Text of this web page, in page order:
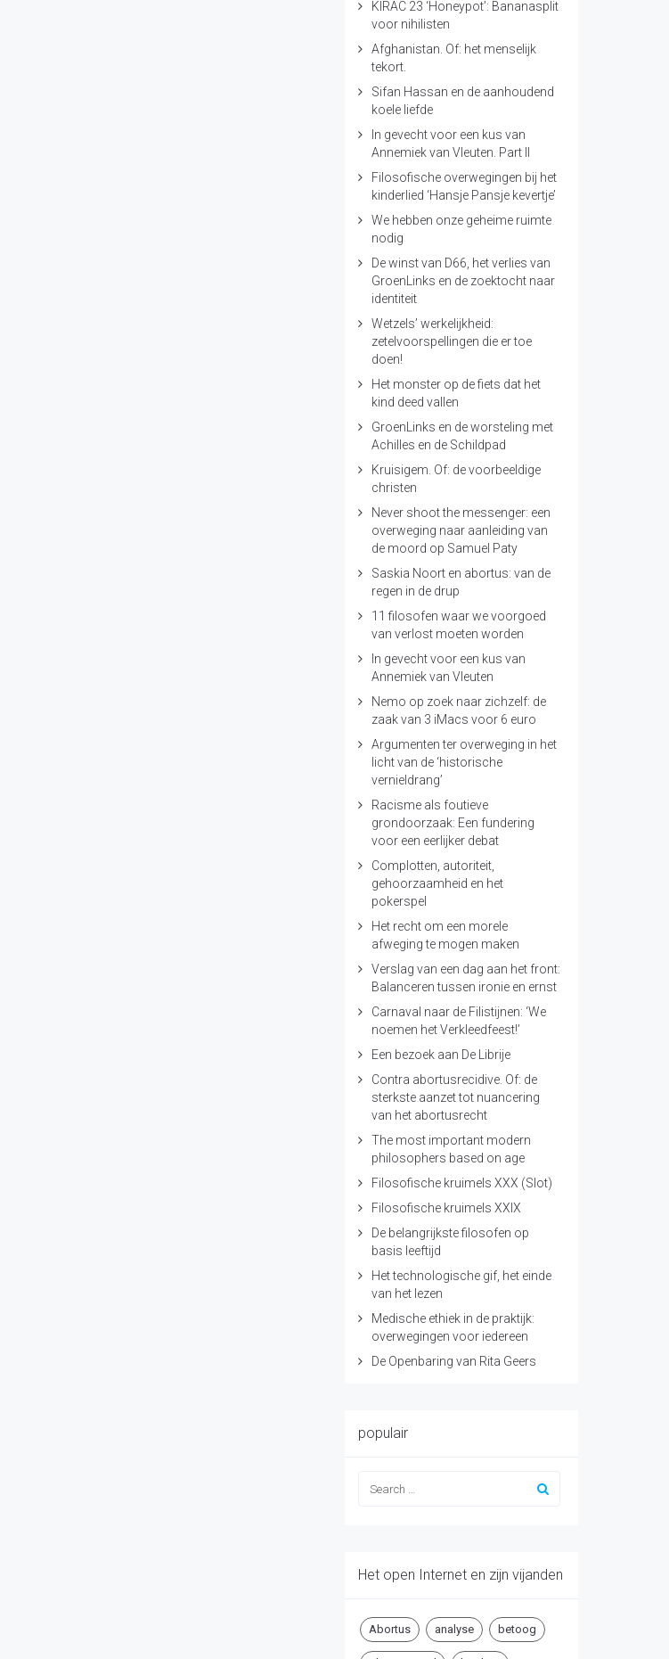
KIRAC 23 ‘Honeypot’: Bananasplit
voor nihilisten
Afghanistan. Of: het menselijk
tekort.
Sifan Hassan en de aanhoudend
koele liefde
In gevecht voor een kus van
Annemiek van Vleuten. Part II
Filosofische overwegingen bij het
kinderlied ‘Hansje Pansje kevertje’
We hebben onze geheime ruimte
nodig
De winst van D66, het verlies van
GroenLinks en de zoektocht naar
identiteit
Wetzels’ werkelijkheid:
zetelvoorspellingen die er toe
doen!
Het monster op de fiets dat het
kind deed vallen
GroenLinks en de worsteling met
Achilles en de Schildpad
Kruisigem. Of: de voorbeeldige
christen
Never shoot the messenger: een
overweging naar aanleiding van
de moord op Samuel Paty
Saskia Noort en abortus: van de
regen in de drup
11 filosofen waar we voorgoed
van verlost moeten worden
In gevecht voor een kus van
Annemiek van Vleuten
Nemo op zoek naar zichzelf: de
zaak van 3 iMacs voor 6 euro
Argumenten ter overweging in het
licht van de ‘historische
vernieldrang’
Racisme als foutieve
grondoorzaak: Een fundering
voor een eerlijker debat
Complotten, autoriteit,
gehoorzaamheid en het
pokerspel
Het recht om een morele
afweging te mogen maken
Verslag van een dag aan het front:
Balanceren tussen ironie en ernst
Carnaval naar de Filistijnen: ‘We
noemen het Verkleedfeest!’
Een bezoek aan De Librije
Contra abortusrecidive. Of: de
sterkste aanzet tot nuancering
van het abortusrecht
The most important modern
philosophers based on age
Filosofische kruimels XXX (Slot)
Filosofische kruimels XXIX
De belangrijkste filosofen op
basis leeftijd
Het technologische gif, het einde
van het lezen
Medische ethiek in de praktijk:
overwegingen voor iedereen
De Openbaring van Rita Geers
populair
Het open Internet en zijn vijanden
Abortus analyse betoog